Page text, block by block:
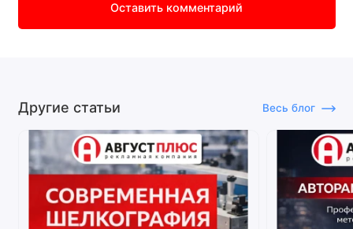
Оставить комментарий
Другие статьи Весь блог